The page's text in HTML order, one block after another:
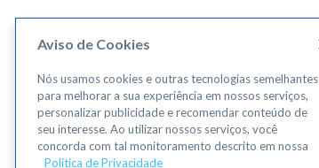
Aviso de Cookies
Nós usamos cookies e outras tecnologias semelhantes
para melhorar a sua experiência em nossos serviços,
personalizar publicidade e recomendar conteúdo de
seu interesse. Ao utilizar nossos serviços, você
concorda com tal monitoramento descrito em nossa
Política de Privacidade